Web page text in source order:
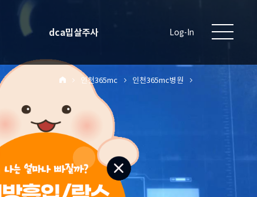
dca밉살주사 Log-In
인천365mc 인천365mc병원